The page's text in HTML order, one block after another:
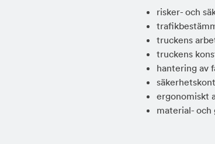
risker- och
truckens
truckens
hantering av
ergonomiskt
material- och